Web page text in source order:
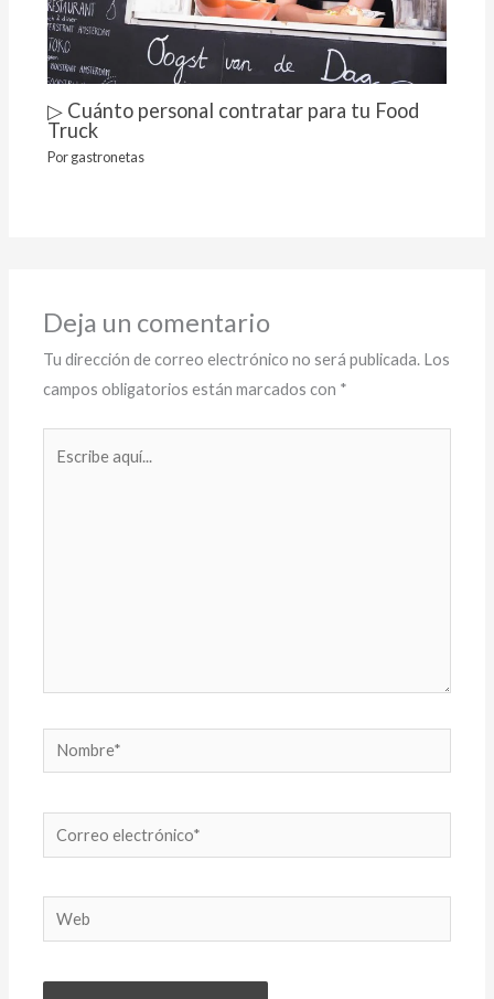
▷ Cuánto personal contratar para tu Food
Truck
Porgastronetas
Deja un comentario
Tu dirección de correo electrónico no será publicada. Los
campos obligatorios están marcados con *
Nombre*
Correo
electrónico*
Web